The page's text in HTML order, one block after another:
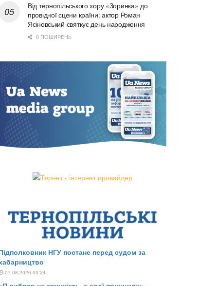
Від тернопільського хору «Зоринка» до
провідної сцени країни: актор Роман
Ясіновський святкує день народження
0 ПОШИРЕНЬ